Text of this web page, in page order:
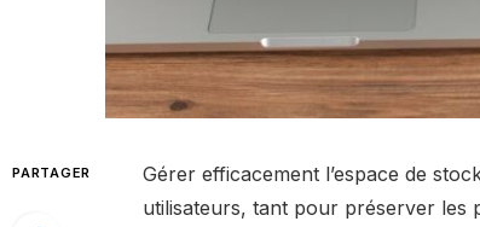
PARTAGER
Gérer efficacement l’espace de
utilisateurs, tant pour préserver les